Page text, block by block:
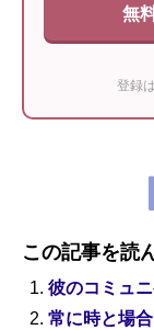
無
登録
この記事を読
彼のコミュ
常に時と場